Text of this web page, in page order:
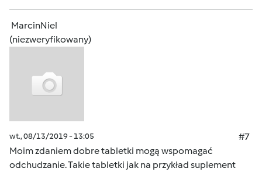
MarcinNiel
(niezweryfikowany)
wt., 08/13/2019 - 13:05
#7
Moim zdaniem dobre tabletki mogą wspomagać
odchudzanie. Takie tabletki jak na przykład suplement